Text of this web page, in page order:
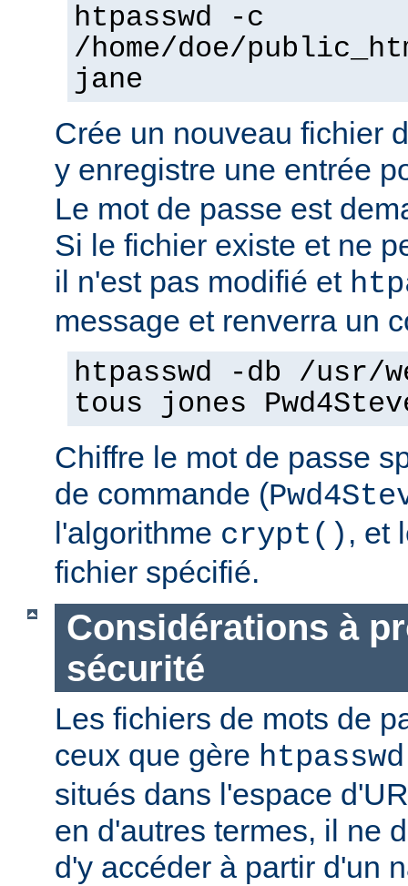
htpasswd -c
/home/doe/
jane
Crée un nouveau fichier
y enregistre une entrée
Le mot de passe est
Si le fichier existe et ne
il n'est pas modifié et
message et renverra un
htpasswd -db /usr/
tous jones
Chiffre le mot de passe
de commande (
l'algorithme crypt() , et
fichier spécifié.
Considérations à
sécurité
Les fichiers de mots de
ceux que gère htpasswd
situés dans l'espace
en d'autres termes, il ne
d'y accéder à partir d'un